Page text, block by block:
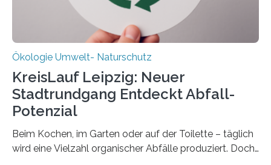
Ökologie Umwelt- Naturschutz
KreisLauf Leipzig: Neuer
Stadtrundgang Entdeckt Abfall-
Potenzial
Beim Kochen, im Garten oder auf der Toilette – täglich
wird eine Vielzahl organischer Abfälle produziert. Doch